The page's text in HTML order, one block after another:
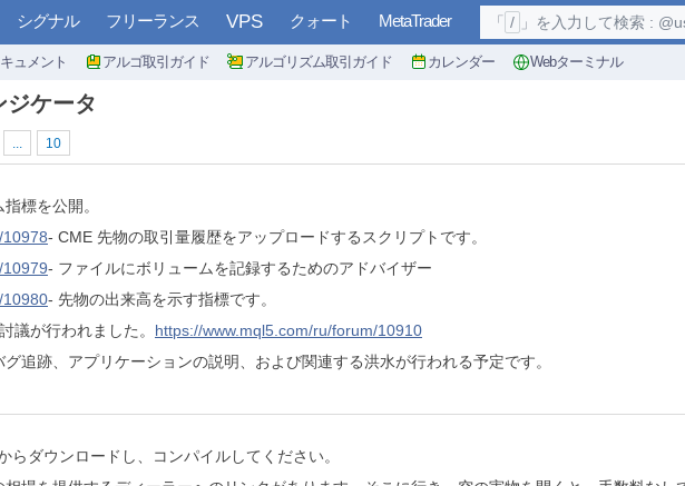
シグナル フリーランス VPS クォート MetaTrader
キュメント アルゴ取引ガイド アルゴリズム取引ガイド カレンダー Webターミナル
「 / 」を入力して検索 :
ジケータ
... 10
標を公開。
- CME 先物の取引量履歴をアップロードするスクリプトです。
- ファイルにボリュームを記録するためのアドバイザー
10980- 先物の出来高を示す指標です。
議が行われました。 https://www.mql5.com/ru/forum/10910
追跡、アプリケーションの説明、および関連する洪水が行われる予定です。
らダウンロードし、コンパイルしてください。